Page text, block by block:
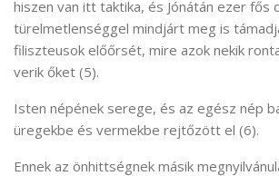
hiszen van itt taktika, és Jónátán ezer fős
türelmetlenséggel mindjárt meg is
filiszteusok előőrsét, mire azok nekik
verik őket (5).
Isten népének serege, és az egész nép
üregekbe és vermekbe rejtőzött el (6).
Ennek az önhittségnek másik